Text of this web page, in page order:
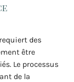
des
être
Le processus
de la